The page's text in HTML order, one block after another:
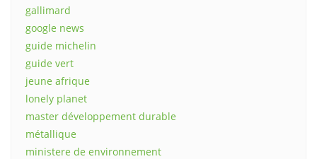
gallimard
google news
guide michelin
guide vert
jeune afrique
lonely planet
master développement durable
métallique
ministere de environnement